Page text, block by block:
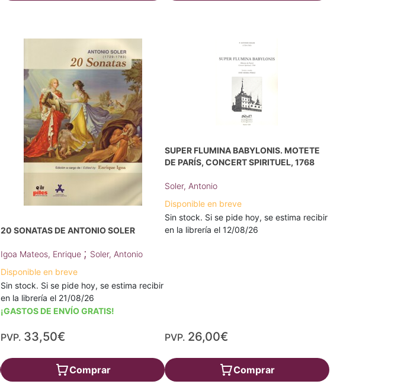
20 SONATAS DE ANTONIO SOLER
Igoa Mateos, Enrique ; Soler, Antonio
Disponible en breve
Sin stock. Si se pide hoy, se estima recibir
en la librería el 21/08/26
¡GASTOS DE ENVÍO GRATIS!
PVP. 33,50€
Comprar
SUPER FLUMINA BABYLONIS. MOTETE
DE PARÍS, CONCERT SPIRITUEL, 1768
Soler, Antonio
Disponible en breve
Sin stock. Si se pide hoy, se estima recibir
en la librería el 12/08/26
PVP. 26,00€
Comprar